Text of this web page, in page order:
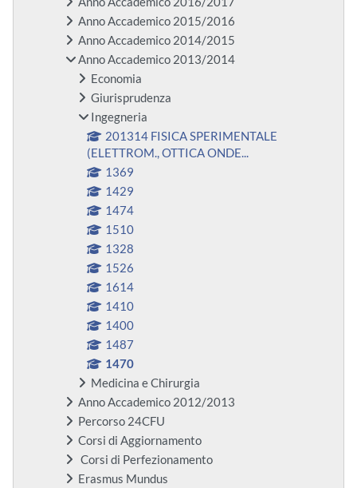
Anno Accademico 2015/2016
Anno Accademico 2014/2015
Anno Accademico 2013/2014
Economia
Giurisprudenza
Ingegneria
201314 FISICA SPERIMENTALE
(ELETTROM., OTTICA ONDE...
1369
1429
1474
1510
1328
1526
1614
1410
1400
1487
1470
Medicina e Chirurgia
Anno Accademico 2012/2013
Percorso 24CFU
Corsi di Aggiornamento
Corsi di Perfezionamento
Erasmus Mundus